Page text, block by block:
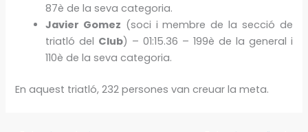
87è de la seva categoria.
Javier Gomez (soci i membre de la secció de
triatló del Club) – 01:15.36 – 199è de la general i
110è de la seva categoria.
En aquest triatló, 232 persones van creuar la meta.